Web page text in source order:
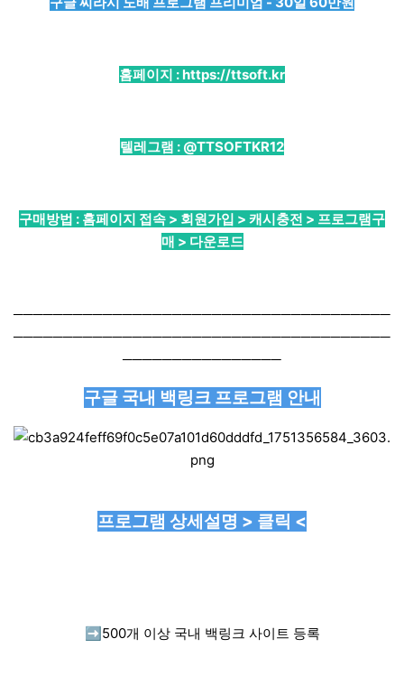
홈페이지 :https://ttsoft.kr
텔레그램 : @TTSOFTKR12
구매방법 : 홈페이지 접속 > 회원가입 > 캐시충전 > 프로그램구
매 > 다운로드
──────────────────────────────────────
──────────────────────────────────────
────────────────
구글 국내 백링크 프로그램 안내
프로그램 상세설명 > 클릭 <
➡️ 500개 이상 국내 백링크 사이트 등록